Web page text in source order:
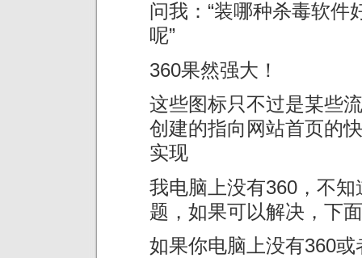
问我：“装哪种杀毒软件
呢”
360果然强大！
这些图标只不过是某些
创建的指向网站首页的
实现
我电脑上没有360，不
题，如果可以解决，下
如果你电脑上没有360